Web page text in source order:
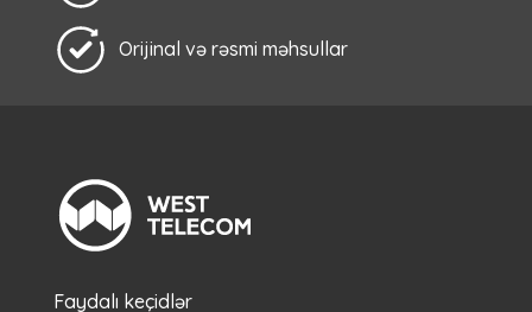
Orijinal və rəsmi məhsullar
Faydalı keçidlər